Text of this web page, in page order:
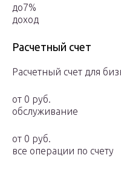
до7%
доход
Расчетный счет
Расчетный счет для
от 0 руб.
обслуживание
от 0 руб.
все операции по счету